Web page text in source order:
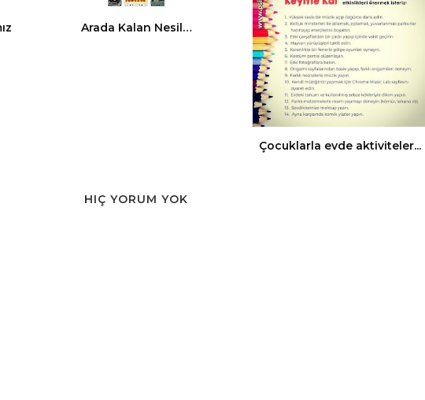
Arada Kalan Nesil…
Çocuklarla evde aktiviteler...
HIÇ YORUM YOK